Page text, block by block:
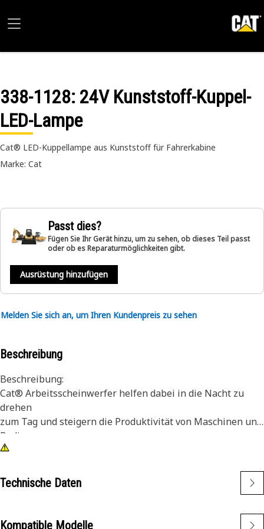
338-1128: 24V Kunststoff-Kuppel-
LED-Lampe
Cat® LED-Kuppellampe aus Kunststoff für Fahrerkabine
Marke: Cat
Passt dies?
Fügen Sie Ihr Gerät hinzu, um zu sehen, ob dieses Teil passt
oder ob es Reparaturmöglichkeiten gibt.
Ausrüstung hinzufügen
Melden Sie sich an, um Ihren Kundenpreis zu sehen
Beschreibung
Beschreibung:
Cat® Arbeitsscheinwerfer helfen dabei in die Nacht zu
drehen
zum Tag und steigern die Produktivität von Maschinen und
Bedienern.
1) Premium-Cat Scheinwerfer sind für die anspruchsvollen
Vibrationsbelastungen von großen und kleinen Maschinen
2) Cat Leuchten sind an andere Maschinen in Ihrem
Technische Daten
Kompatible Modelle